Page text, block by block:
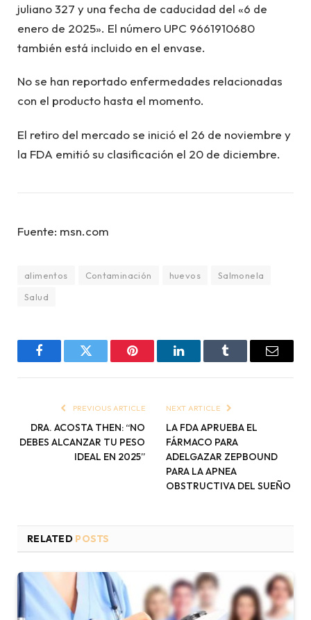
juliano 327 y una fecha de caducidad del «6 de
enero de 2025». El número UPC 9661910680
también está incluido en el envase.
No se han reportado enfermedades relacionadas
con el producto hasta el momento.
El retiro del mercado se inició el 26 de noviembre y
la FDA emitió su clasificación el 20 de diciembre.
Fuente: msn.com
alimentos Contaminación huevos
Salmonela
Salud
FacebookTwitter Pinterest LinkedInTumblr Email
PREVIOUS ARTICLE
DRA. ACOSTA THEN: “NO
DEBES ALCANZAR TU PESO
IDEAL EN 2025”
NEXT ARTICLE
LA FDA APRUEBA EL
FÁRMACO PARA
ADELGAZAR ZEPBOUND
PARA LA APNEA
OBSTRUCTIVA DEL SUEÑO
RELATED POSTS